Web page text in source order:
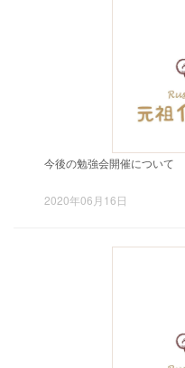
今後の勉強会開催につい
2020年06月16日